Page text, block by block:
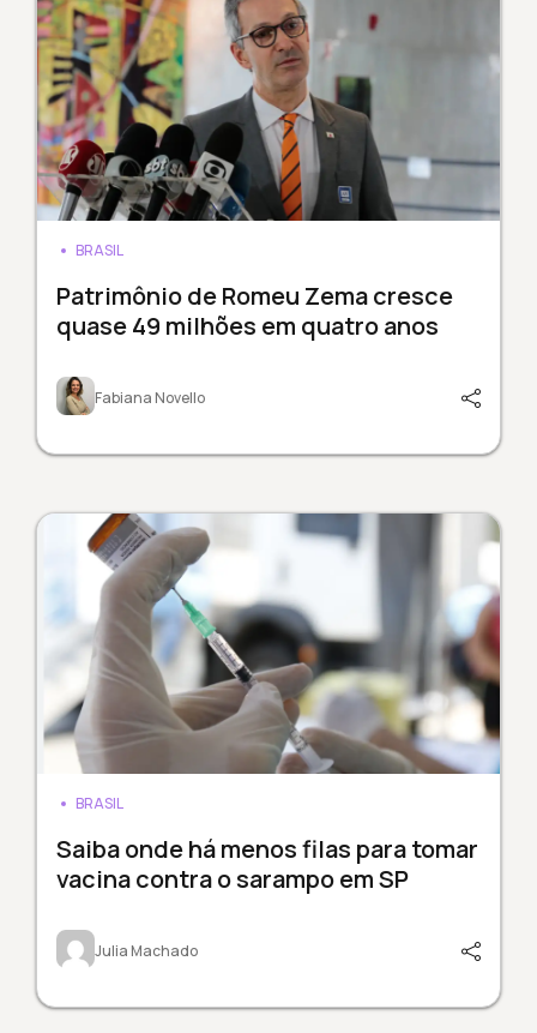
BRASIL
Patrimônio de Romeu Zema cresce
quase 49 milhões em quatro anos
Fabiana Novello
BRASIL
Saiba onde há menos filas para tomar
vacina contra o sarampo em SP
Julia Machado